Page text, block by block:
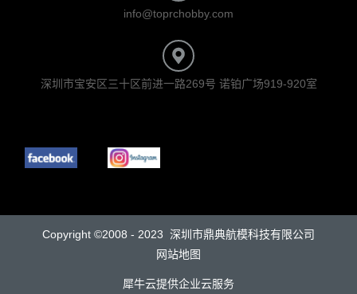
info@toprchobby.com
深圳市宝安区三十区前进一路269号 诺铂广场919-920室
Copyright ©2008 - 2023 深圳市鼎典航模科技有限公司
网站地图
犀牛云提供企业云服务